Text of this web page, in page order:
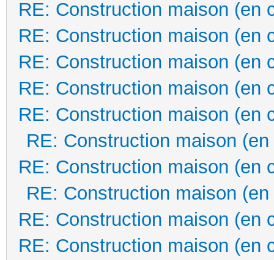
RE: Construction maison (en
RE: Construction maison (en
RE: Construction maison (en
RE: Construction maison (en
RE: Construction maison (en
RE: Construction maison
RE: Construction maison (en
RE: Construction maison
RE: Construction maison (en
RE: Construction maison (en